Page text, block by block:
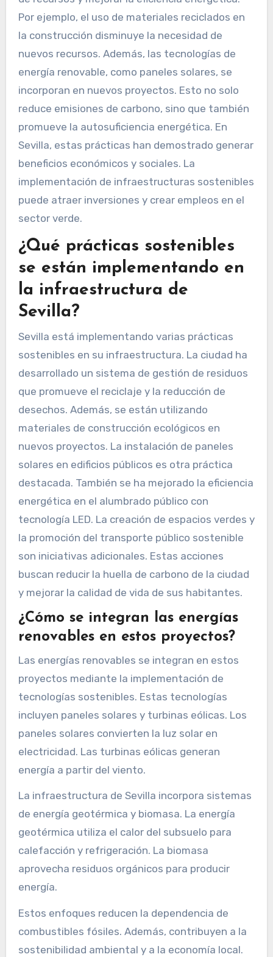
Por ejemplo, el uso de materiales reciclados en
la construcción disminuye la necesidad de
nuevos recursos. Además, las tecnologías de
energía renovable, como paneles solares, se
incorporan en nuevos proyectos. Esto no solo
reduce emisiones de carbono, sino que también
promueve la autosuficiencia energética. En
Sevilla, estas prácticas han demostrado generar
beneficios económicos y sociales. La
implementación de infraestructuras sostenibles
puede atraer inversiones y crear empleos en el
sector verde.
¿Qué prácticas sostenibles
se están implementando en
la infraestructura de
Sevilla?
Sevilla está implementando varias prácticas
sostenibles en su infraestructura. La ciudad ha
desarrollado un sistema de gestión de residuos
que promueve el reciclaje y la reducción de
desechos. Además, se están utilizando
materiales de construcción ecológicos en
nuevos proyectos. La instalación de paneles
solares en edificios públicos es otra práctica
destacada. También se ha mejorado la eficiencia
energética en el alumbrado público con
tecnología LED. La creación de espacios verdes y
la promoción del transporte público sostenible
son iniciativas adicionales. Estas acciones
buscan reducir la huella de carbono de la ciudad
y mejorar la calidad de vida de sus habitantes.
¿Cómo se integran las energías
renovables en estos proyectos?
Las energías renovables se integran en estos
proyectos mediante la implementación de
tecnologías sostenibles. Estas tecnologías
incluyen paneles solares y turbinas eólicas. Los
paneles solares convierten la luz solar en
electricidad. Las turbinas eólicas generan
energía a partir del viento.
La infraestructura de Sevilla incorpora sistemas
de energía geotérmica y biomasa. La energía
geotérmica utiliza el calor del subsuelo para
calefacción y refrigeración. La biomasa
aprovecha residuos orgánicos para producir
energía.
Estos enfoques reducen la dependencia de
combustibles fósiles. Además, contribuyen a la
sostenibilidad ambiental y a la economía local.